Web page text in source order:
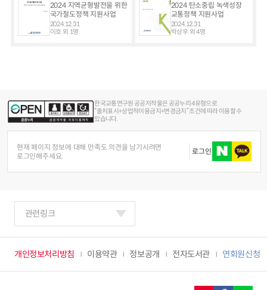
2024 지역균형발전을 위한
국가철도정책 지원사업
2024.12.31
이호 외 1명
2024 탄소중립 녹색성장
교통정책 지원사업
2024.12.31
박상우 외 4명
한국교통연구원 공공저작물은 공공누리 4유형으로
“출처표시+상업적이용금지+변경금지” 조건에 따라 이용할 수
있습니다.
현재 페이지 정보에 대해 만족도 의견을 남기시려면
로그인해주세요.
로그인
개인정보처리방침 이용약관 정보공개 전자도서관 연회원신청
관련링크